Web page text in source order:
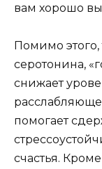
вам хорошо
Помимо
серотонина,
снижает
помогает
счастья.